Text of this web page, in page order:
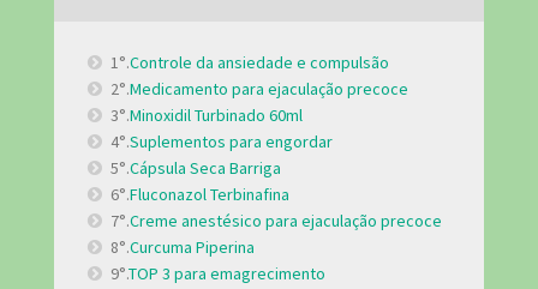
1°.Controle da ansiedade e compulsão
2°.Medicamento para ejaculação precoce
3°.Minoxidil Turbinado 60ml
4°.Suplementos para engordar
5°.Cápsula Seca Barriga
6°.Fluconazol Terbinafina
7°.Creme anestésico para ejaculação precoce
8°.Curcuma Piperina
9°.TOP 3 para emagrecimento